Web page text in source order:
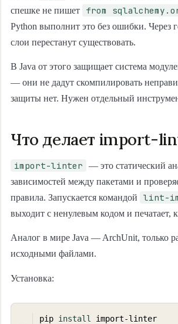
спешке не пишет
from
Python выполнит это без ошибки. Через
слои перестанут существовать.
В Java от этого защищает система
— они не дадут скомпилировать
защиты нет. Нужен отдельный
Что делает import-
import-linter
— это статический
зависимостей между пакетами и
правила. Запускается командой
lint-
выходит с ненулевым кодом и печатает,
Аналог в мире Java — ArchUnit, только
исходными файлами.
Установка:
pip install